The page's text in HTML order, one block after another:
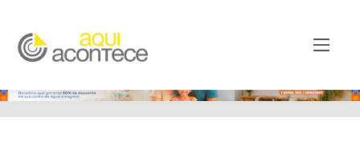
googleb82de9a22cec23e8.html